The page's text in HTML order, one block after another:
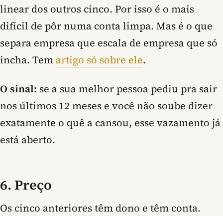
linear dos outros cinco. Por isso é o mais
difícil de pôr numa conta limpa. Mas é o que
separa empresa que escala de empresa que só
incha. Tem artigo só sobre ele.
O sinal: se a sua melhor pessoa pediu pra sair
nos últimos 12 meses e você não soube dizer
exatamente o quê a cansou, esse vazamento já
está aberto.
6. Preço
Os cinco anteriores têm dono e têm conta.